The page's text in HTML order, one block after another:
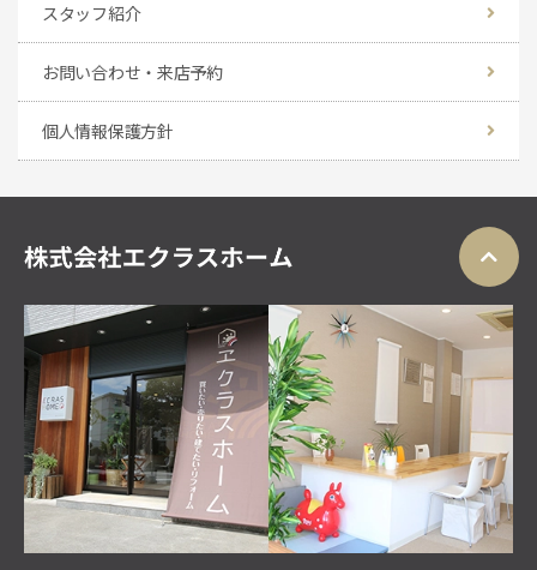
スタッフ紹介
お問い合わせ・来店予約
個人情報保護方針